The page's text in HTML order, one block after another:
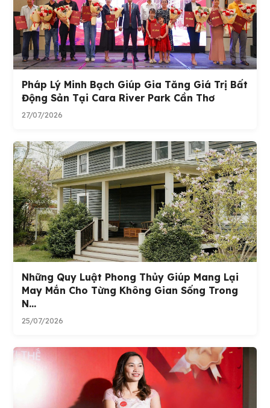
Pháp Lý Minh Bạch Giúp Gia Tăng Giá Trị Bất
Động Sản Tại Cara River Park Cần Thơ
27/07/2026
Những Quy Luật Phong Thủy Giúp Mang Lại
May Mắn Cho Từng Không Gian Sống Trong
N...
25/07/2026